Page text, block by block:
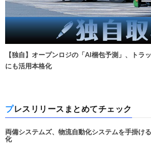
【独自】オープンロジの「AI梱包予測」、トラ
にも活用本格化
プレスリリースまとめてチェック
両備システムズ、物流自動化システムを手掛け
化